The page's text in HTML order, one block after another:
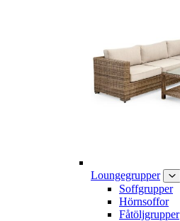
Loungegrupper
Soffgrupper
Hörnsoffor
Fåtöljgrupper